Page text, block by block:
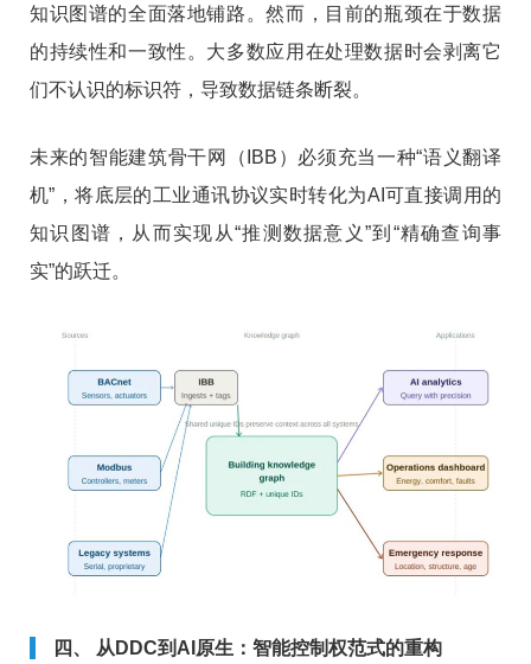
知识图谱的全面落地铺路。然而，目前的瓶颈在于数据
的持续性和一致性。大多数应用在处理数据时会剥离它
们不认识的标识符，导致数据链条断裂。
未来的智能建筑骨干网（IBB）必须充当一种“语义翻译
机”，将底层的工业通讯协议实时转化为AI可直接调用的
知识图谱，从而实现从“推测数据意义”到“精确查询事
实”的跃迁。
四、 从DDC到AI原生：智能控制权范式的重构